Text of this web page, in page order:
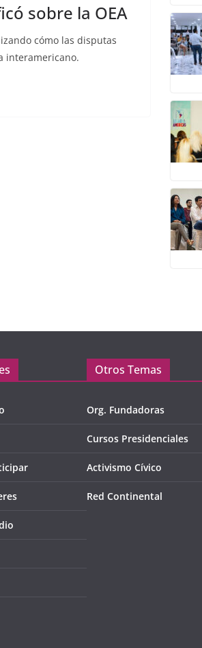
sobre la OEA
cómo las disputas
interamericano.
Otros Temas
Org. Fundadoras
Cursos Presidenciales
Activismo Cívico
Red Continental